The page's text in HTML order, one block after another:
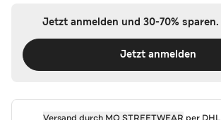
Jetzt anmelden und 30-70% sparen.
Jetzt anmelden